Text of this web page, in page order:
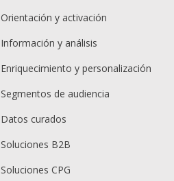
Orientación y activación
Información y análisis
Enriquecimiento y personalización
Segmentos de audiencia
Datos curados
Soluciones B2B
Soluciones CPG